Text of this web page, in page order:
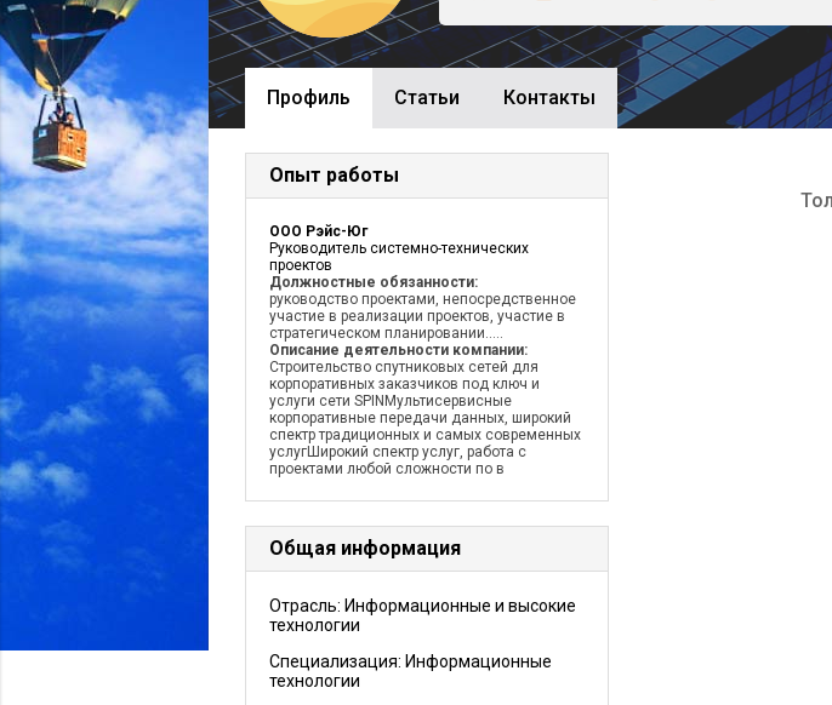
Профиль Cтатьи Контакты
Опыт работы
ООО Рэйс-Юг
Руководитель системно-технических
проектов
Должностные обязанности:
руководство проектами, непосредственное
участие в реализации проектов, участие в
стратегическом планировании.....
Описание деятельности компании:
Строительство спутниковых сетей для
корпоративных заказчиков под ключ и
услуги сети SPINМультисервисные
корпоративные передачи данных, широкий
спектр традиционных и самых современных
услугШирокий спектр услуг, работа с
проектами любой сложности по в
Общая информация
Отрасль: Информационные и высокие
технологии
Специализация: Информационные
технологии